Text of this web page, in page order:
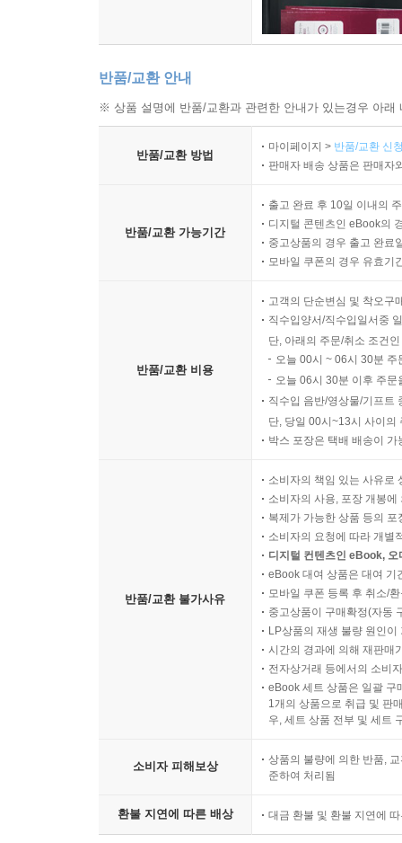
반품/교환 안내
※ 상품 설명에 반품/교환과 관련한 안내가 있는경우 아
반품/교환 방법
마이페이지 > 반품/교환 신
판매자 배송 상품은 판매자
반품/교환 가능기간
출고 완료 후 10일 이내의
디지털 콘텐츠인 eBook의
중고상품의 경우 출고 완료
모바일 쿠폰의 경우 유효기
반품/교환 비용
고객의 단순변심 및 착오구
직수입양서/직수입일서중
단, 아래의 주문/취소 조건
오늘 00시 ~ 06시 30분
오늘 06시 30분 이후 주
직수입 음반/영상물/기프트
단, 당일 00시~13시 사이의
박스 포장은 택배 배송이
반품/교환 불가사유
소비자의 책임 있는 사유로
소비자의 사용, 포장 개봉
복제가 가능한 상품 등의
소비자의 요청에 따라 개별
디지털 컨텐츠인 eBook,
eBook 대여 상품은 대여 기
모바일 쿠폰 등록 후 취소/
중고상품이 구매확정(자동
LP상품의 재생 불량 원인
시간의 경과에 의해 재판매
전자상거래 등에서의 소비
eBook 세트 상품은 일괄 구
1개의 상품으로 취급 및 판
우, 세트 상품 전부 및 세트
소비자 피해보상
상품의 불량에 의한 반품,
준하여 처리됨
환불 지연에 따른 배상 대금 환불 및 환불 지연에